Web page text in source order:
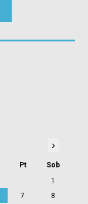
›
Pt
Sob
1
7
8